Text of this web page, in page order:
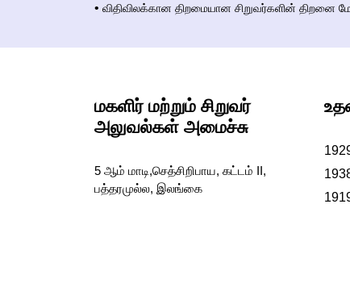
• விதிவிலக்கான திறமையான சிறுவர்களின் திறனை
மகளிர் மற்றும் சிறுவர்
அலுவல்கள் அமைச்சு
5 ஆம் மாடி,செத்சிறிபாய, கட்டம் II,
பத்தரமுல்ல, இலங்கை